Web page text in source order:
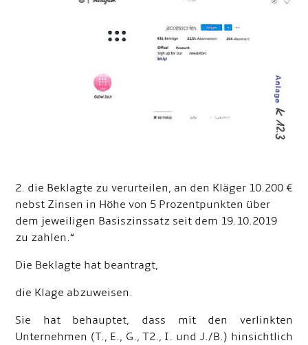
2. die Beklagte zu verurteilen, an den Kläger 10.200 €
nebst Zinsen in Höhe von 5 Prozentpunkten über
dem jeweiligen Basiszinssatz seit dem 19.10.2019
zu zahlen.“
Die Beklagte hat beantragt,
die Klage abzuweisen.
Sie hat behauptet, dass mit den verlinkten
Unternehmen (T., E., G., T2., I. und J./B.) hinsichtlich